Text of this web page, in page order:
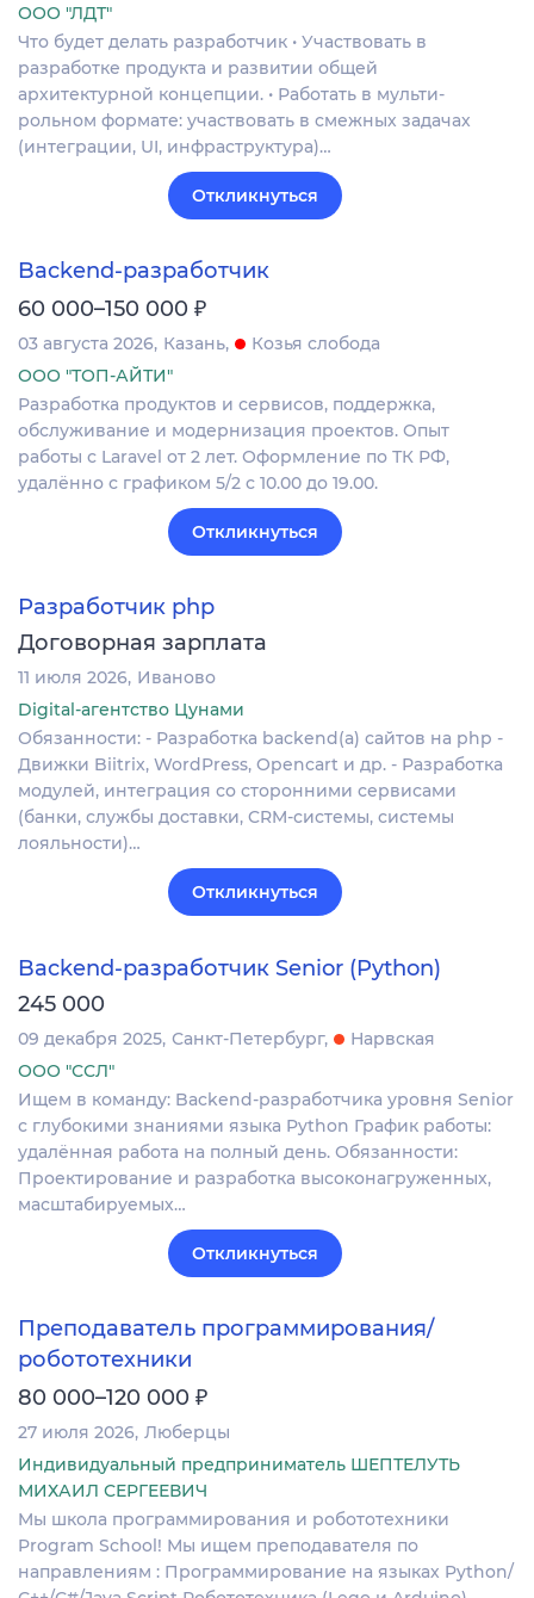
ООО "ЛДТ"
Что будет делать разработчик • Участвовать в
разработке продукта и развитии общей
архитектурной концепции. • Работать в мульти-
рольном формате: участвовать в смежных задачах
(интеграции, UI, инфраструктура)…
Откликнуться
Backend-разработчик
60 000–150 000 ₽
03 августа 2026 Казань
Козья слобода
ООО "ТОП-АЙТИ"
Разработка продуктов и сервисов, поддержка,
обслуживание и модернизация проектов. Опыт
работы с Laravel от 2 лет. Оформление по ТК РФ,
удалённо с графиком 5/2 с 10.00 до 19.00.
Откликнуться
Разработчик php
Договорная зарплата
11 июля 2026 Иваново
Digital-агентство Цунами
Обязанности: - Разработка backend(a) сайтов на php -
Движки Biitrix, WordPress, Opencart и др. - Разработка
модулей, интеграция со сторонними сервисами
(банки, службы доставки, CRM-системы, системы
лояльности)…
Откликнуться
Backend-разработчик Senior (Python)
245 000
09 декабря 2025 Санкт-Петербург
Нарвская
ООО "ССЛ"
Ищем в команду: Backend-разработчика уровня Senior
с глубокими знаниями языка Python График работы:
удалённая работа на полный день. Обязанности:
Проектирование и разработка высоконагруженных,
масштабируемых…
Откликнуться
Преподаватель программирования/
робототехники
80 000–120 000 ₽
27 июля 2026 Люберцы
Индивидуальный предприниматель ШЕПТЕЛУТЬ
МИХАИЛ СЕРГЕЕВИЧ
Mы школа программирования и робототехники
Program School! Мы ищем преподавателя по
направлениям : Программирование на языках Python/